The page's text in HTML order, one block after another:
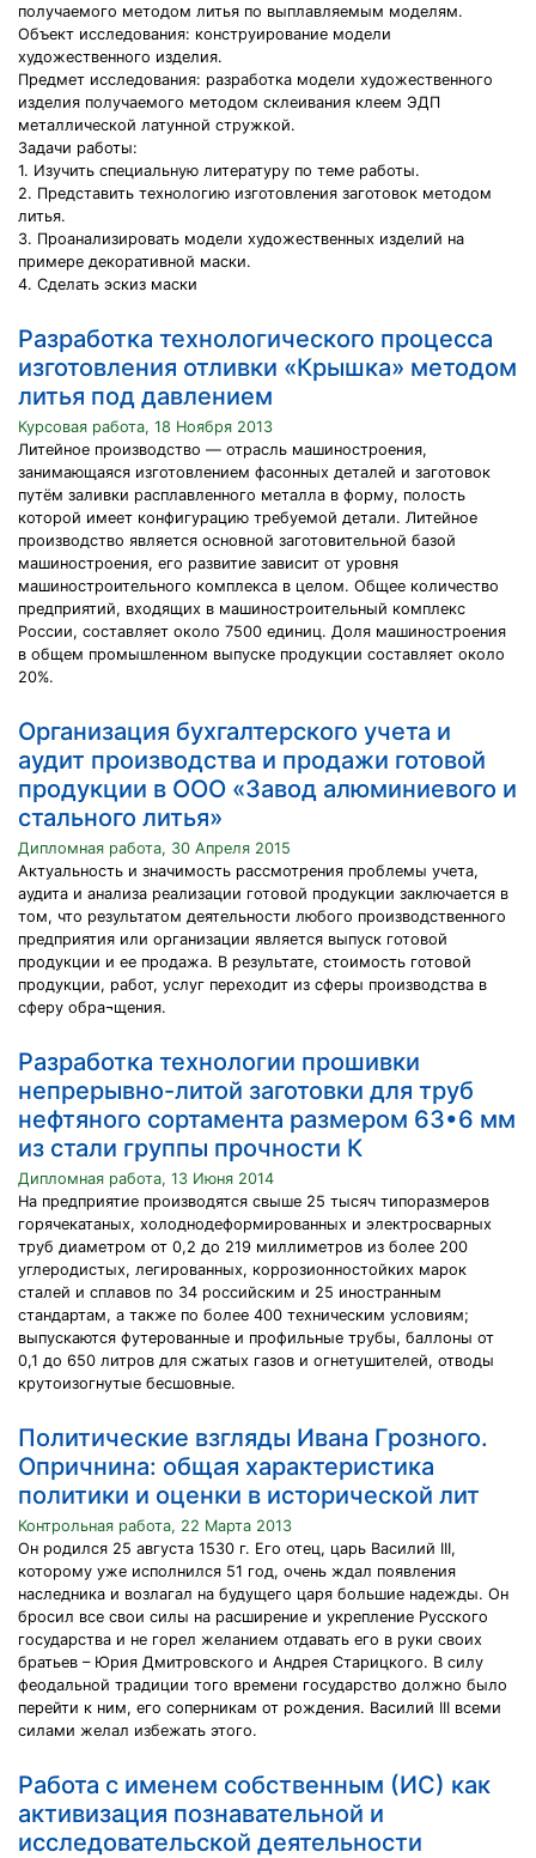
получаемого методом литья по выплавляемым моделям.
Объект исследования: конструирование модели
художественного изделия.
Предмет исследования: разработка модели художественного
изделия получаемого методом склеивания клеем ЭДП
металлической латунной стружкой.
Задачи работы:
1. Изучить специальную литературу по теме работы.
2. Представить технологию изготовления заготовок методом
литья.
3. Проанализировать модели художественных изделий на
примере декоративной маски.
4. Сделать эскиз маски
Разработка технологического процесса
изготовления отливки «Крышка» методом
литья под давлением
Курсовая работа, 18 Ноября 2013
Литейное производство — отрасль машиностроения,
занимающаяся изготовлением фасонных деталей и заготовок
путём заливки расплавленного металла в форму, полость
которой имеет конфигурацию требуемой детали. Литейное
производство является основной заготовительной базой
машиностроения, его развитие зависит от уровня
машиностроительного комплекса в целом. Общее количество
предприятий, входящих в машиностроительный комплекс
России, составляет около 7500 единиц. Доля машиностроения
в общем промышленном выпуске продукции составляет около
20%.
Организация бухгалтерского учета и
аудит производства и продажи готовой
продукции в ООО «Завод алюминиевого и
стального литья»
Дипломная работа, 30 Апреля 2015
Актуальность и значимость рассмотрения проблемы учета,
аудита и анализа реализации готовой продукции заключается в
том, что результатом деятельности любого производственного
предприятия или организации является выпуск готовой
продукции и ее продажа. В результате, стоимость готовой
продукции, работ, услуг переходит из сферы производства в
сферу обра¬щения.
Разработка технологии прошивки
непрерывно-литой заготовки для труб
нефтяного сортамента размером 63•6 мм
из стали группы прочности К
Дипломная работа, 13 Июня 2014
На предприятие производятся свыше 25 тысяч типоразмеров
горячекатаных, холоднодеформированных и электросварных
труб диаметром от 0,2 до 219 миллиметров из более 200
углеродистых, легированных, коррозионностойких марок
сталей и сплавов по 34 российским и 25 иностранным
стандартам, а также по более 400 техническим условиям;
выпускаются футерованные и профильные трубы, баллоны от
0,1 до 650 литров для сжатых газов и огнетушителей, отводы
крутоизогнутые бесшовные.
Политические взгляды Ивана Грозного.
Опричнина: общая характеристика
политики и оценки в исторической лит
Контрольная работа, 22 Марта 2013
Он родился 25 августа 1530 г. Его отец, царь Василий III,
которому уже исполнился 51 год, очень ждал появления
наследника и возлагал на будущего царя большие надежды. Он
бросил все свои силы на расширение и укрепление Русского
государства и не горел желанием отдавать его в руки своих
братьев – Юрия Дмитровского и Андрея Старицкого. В силу
феодальной традиции того времени государство должно было
перейти к ним, его соперникам от рождения. Василий III всеми
силами желал избежать этого.
Работа с именем собственным (ИС) как
активизация познавательной и
исследовательской деятельности